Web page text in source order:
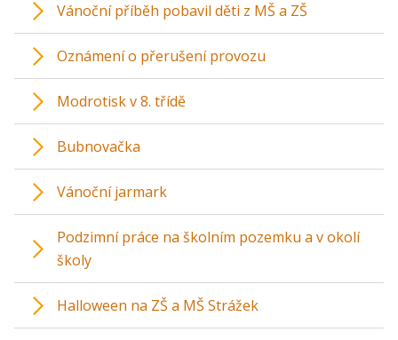
Vánoční příběh pobavil děti z MŠ a ZŠ
Oznámení o přerušení provozu
Modrotisk v 8. třídě
Bubnovačka
Vánoční jarmark
Podzimní práce na školním pozemku a v okolí
školy
Halloween na ZŠ a MŠ Strážek